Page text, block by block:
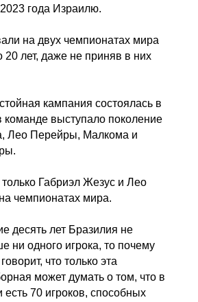
года Израилю.
на двух чемпионатах мира
лет, даже не приняв в них
кампания состоялась в
команде выступало поколение
Лео Перейры, Малкома и
только Габриэл Жезус и Лео
чемпионатах мира.
десять лет Бразилия не
ни одного игрока, то почему
что только эта
может думать о том, что в
70 игроков, способных